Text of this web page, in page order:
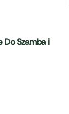
Do Szamba i